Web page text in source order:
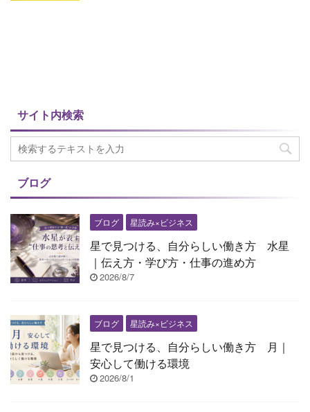
サイト内検索
ブログ
ブログ 星読み×ビジネス
星で見つける、自分らしい働き方 水星
｜伝え方・学び方・仕事の進め方
2026/8/7
ブログ 星読み×ビジネス
星で見つける、自分らしい働き方 月｜
安心して働ける環境
2026/8/1